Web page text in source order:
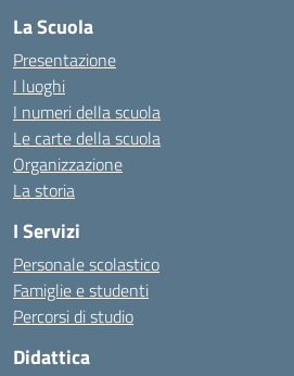
La Scuola
Presentazione
I luoghi
I numeri della scuola
Le carte della scuola
Organizzazione
La storia
I Servizi
Personale scolastico
Famiglie e studenti
Percorsi di studio
Didattica